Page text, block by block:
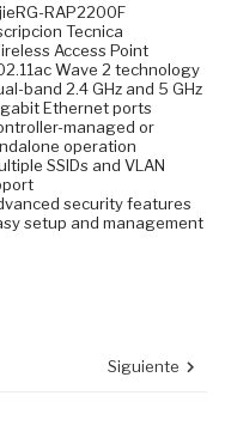
RAP2200F
Tecnica
Access Point
Wave 2 technology
band 2.4 GHz and 5 GHz
Ethernet ports
managed or
operation
SSIDs and VLAN
security features
setup and management
Siguiente 